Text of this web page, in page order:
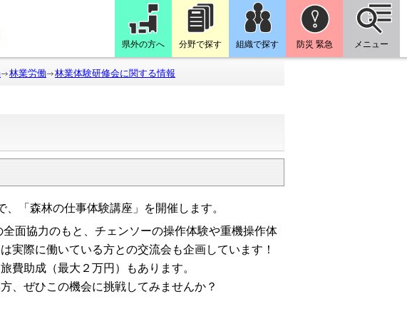
県外の方へ 分野で探す 組織で探す 防災 緊急 メニュー
林業労働 林業体験研修会に関する情報
「森林の仕事体験講座」を開催します。
面協力のもと、チェンソーの操作体験や重機操作体
実際に働いている方との交流会も企画しています！
助成（最大２万円）もあります。
、ぜひこの機会に挑戦してみませんか？